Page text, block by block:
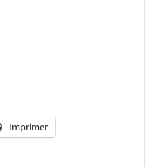
Imprimer